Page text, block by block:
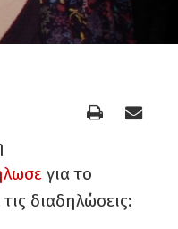
για το
διαδηλώσεις: